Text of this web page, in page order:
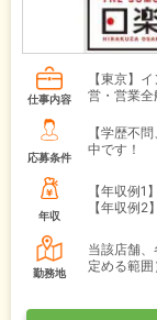
仕事内容
【東京】
営・営業全
応募条件
【学歴不
中です！
年収
【年収例1】
【年収例2】
勤務地
当該店舗
定める範囲